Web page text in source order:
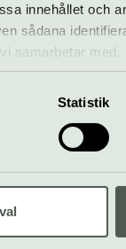
innehållet och
sådana
samarbetar
som de har
Statistik
100
aug Gratis
Stockholm